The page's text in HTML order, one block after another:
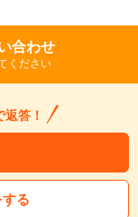
合わせ
ください
答！
る